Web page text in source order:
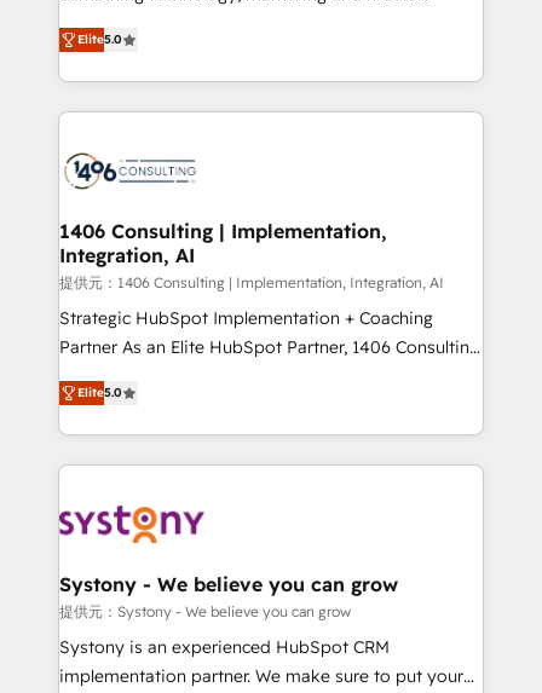
Inbound Campaign of the Year 🏆 Gold AVA Digital
Award for Best Website 🌟 Accreditations: CRM
expertise across Latin America and Southern
Europe, with teams across 7 countries. Born in Chile,
we combine local insight with international reach to
help businesses grow through technology, creativity,
500+ HubSpot implementations, building end-to-
inbound and loop marketing, content, and digital
creativity. Our multicultural team works in Spanish,
Portuguese, and English to design scalable strategies
that drive measurable growth. 🌎 Highlights: • 10+
years as a HubSpot partner. • 2023 Impact Awards:
Year LATAM 2022, 2023, 2024, 2025. • Partner of the
Year 2024. • Organizer of Aliados.ai (AI, marketing &
you grow faster, smarter, and with impact.
Elite5.0
1406 Consulting | Implementation,
Integration, AI
提供元：1406 Consulting | Implementation, Integration, AI
Strategic HubSpot Implementation + Coaching
Partner As an Elite HubSpot Partner, 1406 Consulting
helps mid-market revenue teams transform how
they sell, market, and serve. We don't just build your
HubSpot—we teach your team to own it, then stay
to help you keep winning. What We Do ⚙️ CRM
Data & Content 📈 Sales & Marketing Alignment +
Agent Creation 🔄 Custom Integrations & Data
Migration Why 1406 We become part of your team.
Your team learns while we build. We fix what others
broke. Built for mid-market reality—practical
Elite5.0
Systony - We believe you can grow
提供元：Systony - We believe you can grow
Systony is an experienced HubSpot CRM
implementation partner. We make sure to put your